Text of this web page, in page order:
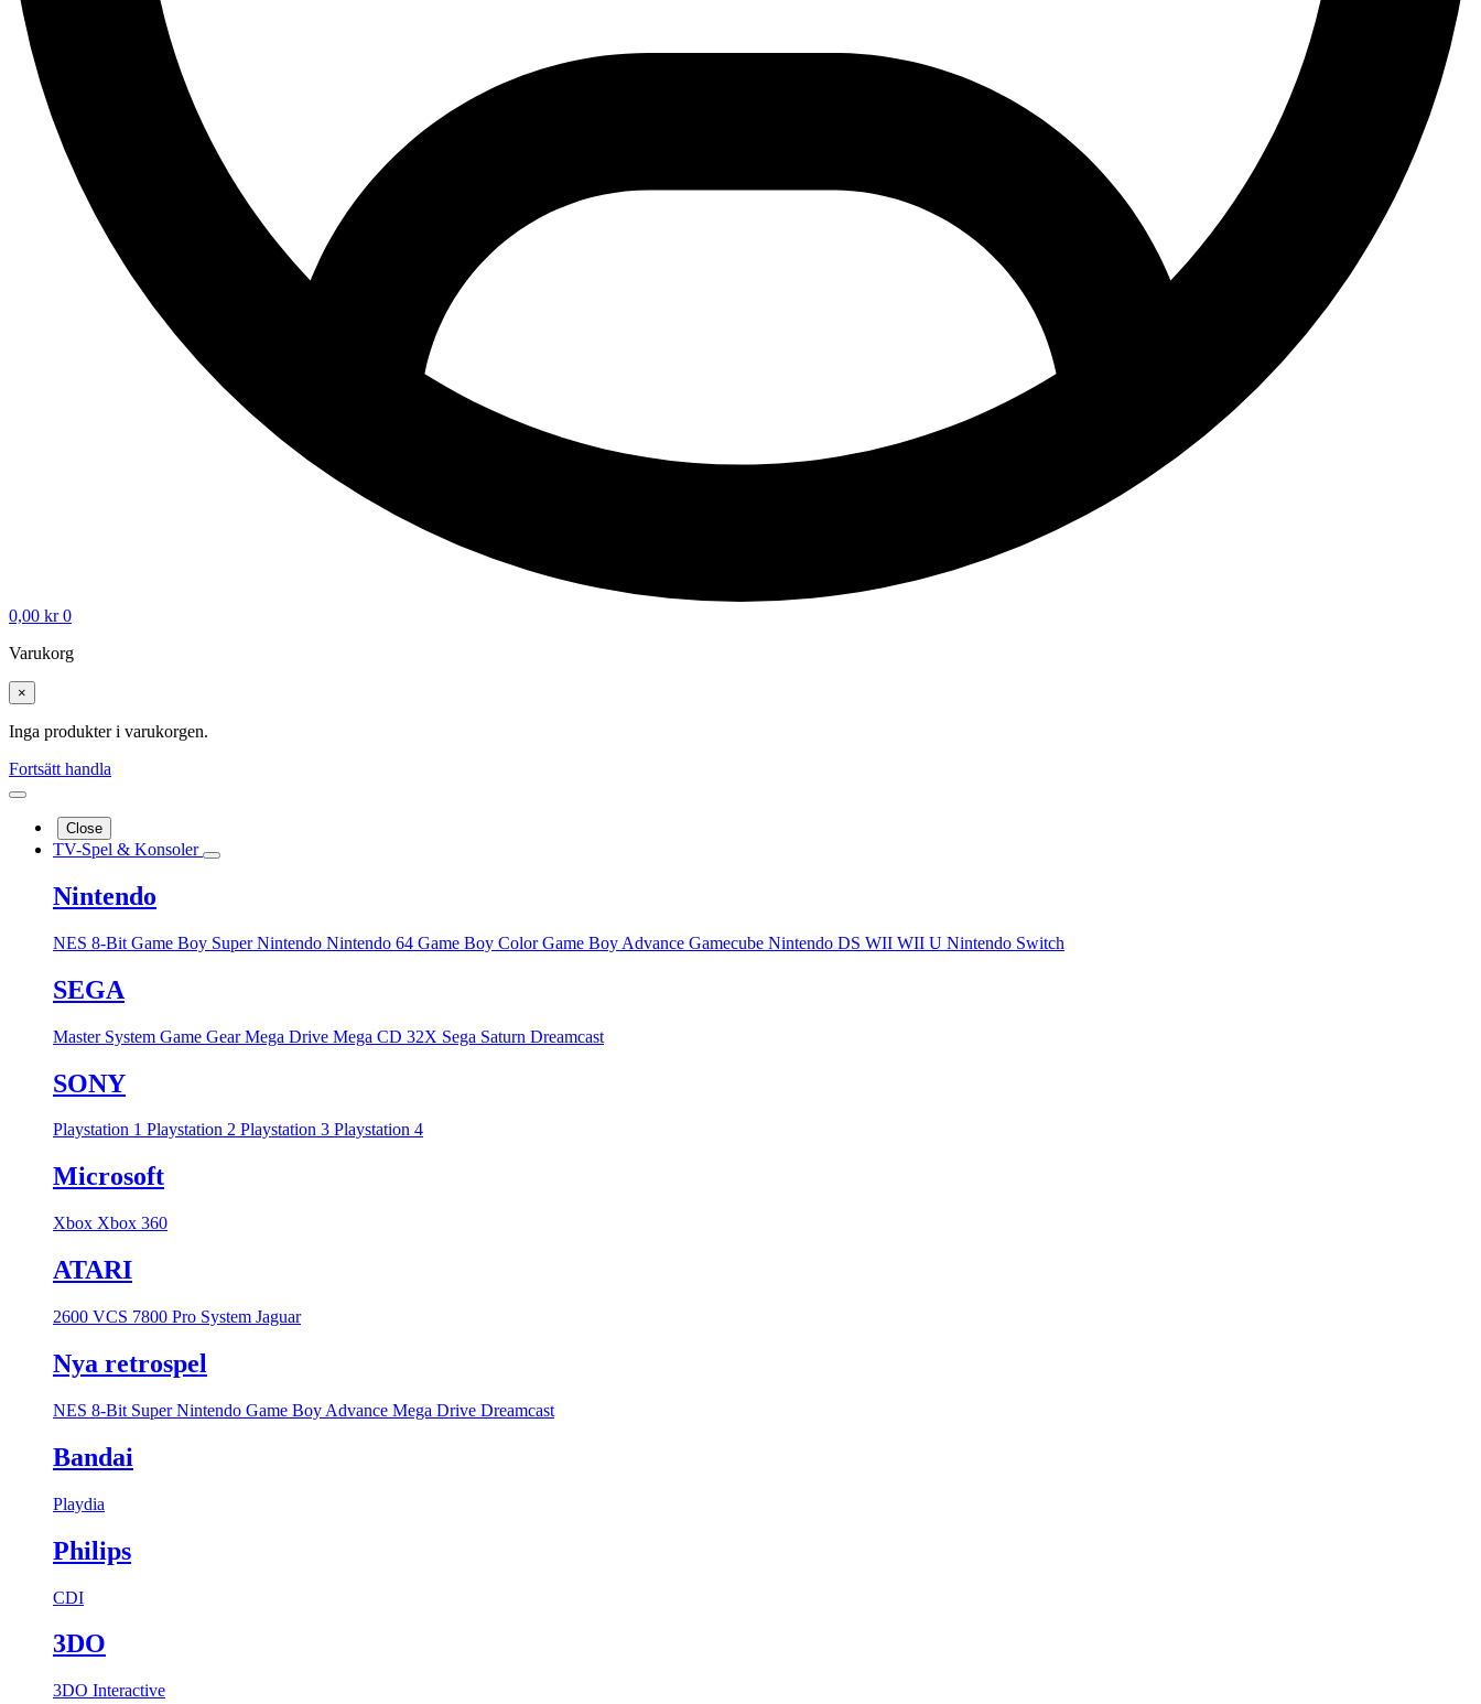
0,00 kr 0
Varukorg
×
Inga produkter i varukorgen.
Fortsätt handla
Close
TV-Spel & Konsoler
Nintendo
NES 8-Bit Game Boy Super Nintendo Nintendo 64 Game Boy ColorGame Boy Advance Gamecube Nintendo DS WII WII U Nintendo Switch
SEGA
Master System Game GearMega Drive Mega CD 32X Sega Saturn Dreamcast
SONY
Playstation 1 Playstation 2 Playstation 3 Playstation 4
Microsoft
Xbox Xbox 360
ATARI
2600 VCS 7800 Pro System Jaguar
Nya retrospel
NES 8-Bit Super Nintendo Game Boy Advance Mega Drive Dreamcast
Bandai
Playdia
Philips
CDI
3DO
3DO Interactive